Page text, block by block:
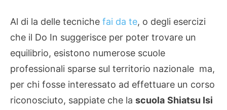
Al di la delle tecniche fai da te, o degli esercizi
che il Do In suggerisce per poter trovare un
equilibrio, esistono numerose scuole
professionali sparse sul territorio nazionale ma,
per chi fosse interessato ad effettuare un corso
riconosciuto, sappiate che la scuola Shiatsu Isi